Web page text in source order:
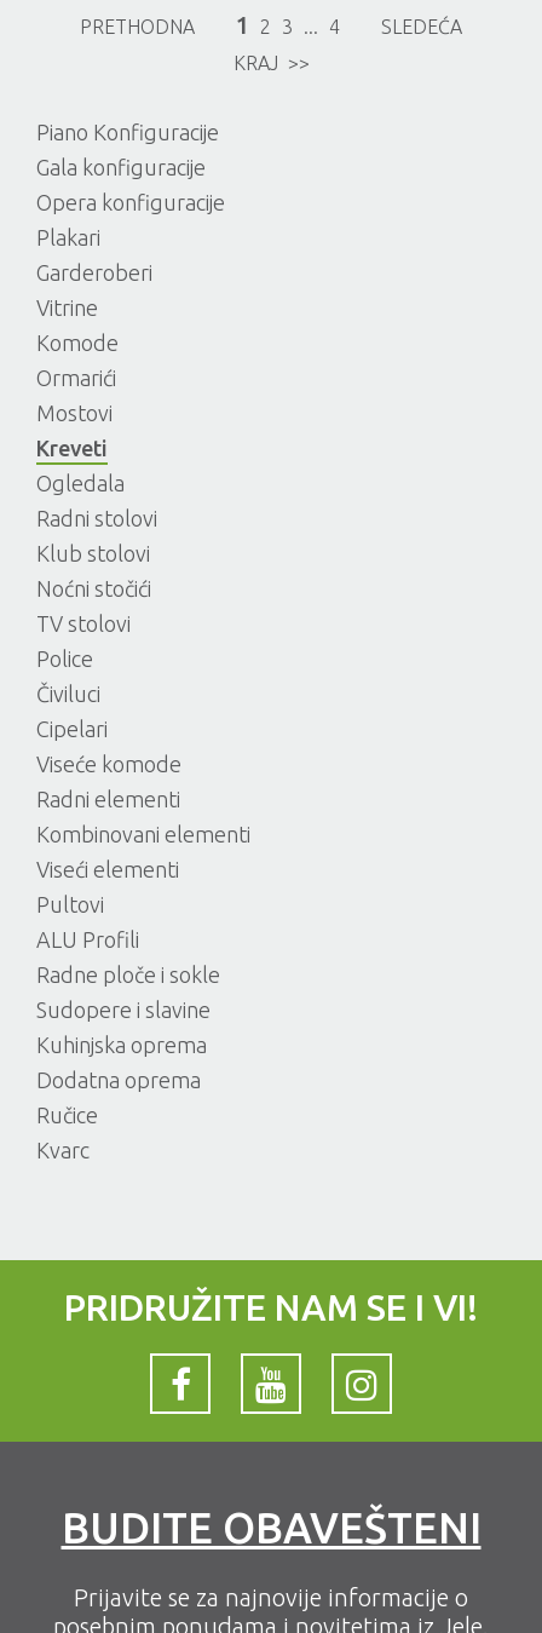
PRETHODNA
1 2 3 ... 4
SLEDEĆA
KRAJ >>
Piano Konfiguracije
Gala konfiguracije
Opera konfiguracije
Plakari
Garderoberi
Vitrine
Komode
Ormarići
Mostovi
Kreveti
Ogledala
Radni stolovi
Klub stolovi
Noćni stočići
TV stolovi
Police
Čiviluci
Cipelari
Viseće komode
Radni elementi
Kombinovani elementi
Viseći elementi
Pultovi
ALU Profili
Radne ploče i sokle
Sudopere i slavine
Kuhinjska oprema
Dodatna oprema
Ručice
Kvarc
PRIDRUŽITE NAM SE I VI!
BUDITE OBAVEŠTENI
Prijavite se za najnovije informacije o
posebnim ponudama i novitetima iz Jele.